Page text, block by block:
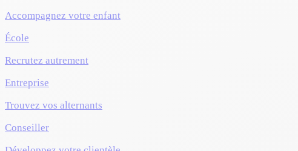
Accompagnez votre enfant
École
Recrutez autrement
Entreprise
Trouvez vos alternants
Conseiller